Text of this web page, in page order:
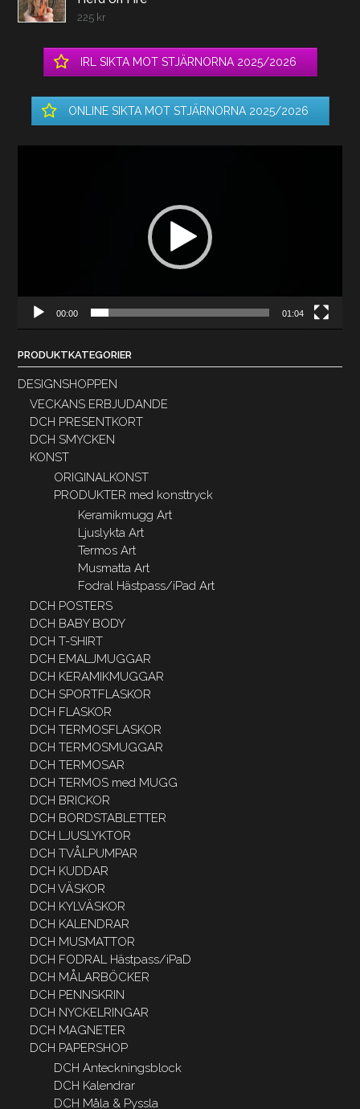
225 kr
IRL SIKTA MOT STJÄRNORNA 2025/2026
ONLINE SIKTA MOT STJÄRNORNA 2025/2026
00:00 01:04
PRODUKTKATEGORIER
DESIGNSHOPPEN
VECKANS ERBJUDANDE
DCH PRESENTKORT
DCH SMYCKEN
KONST
ORIGINALKONST
PRODUKTER med konsttryck
Keramikmugg Art
Ljuslykta Art
Termos Art
Musmatta Art
Fodral Hästpass/iPad Art
DCH POSTERS
DCH BABY BODY
DCH T-SHIRT
DCH EMALJMUGGAR
DCH KERAMIKMUGGAR
DCH SPORTFLASKOR
DCH FLASKOR
DCH TERMOSFLASKOR
DCH TERMOSMUGGAR
DCH TERMOSAR
DCH TERMOS med MUGG
DCH BRICKOR
DCH BORDSTABLETTER
DCH LJUSLYKTOR
DCH TVÅLPUMPAR
DCH KUDDAR
DCH VÄSKOR
DCH KYLVÄSKOR
DCH KALENDRAR
DCH MUSMATTOR
DCH FODRAL Hästpass/iPaD
DCH MÅLARBÖCKER
DCH PENNSKRIN
DCH NYCKELRINGAR
DCH MAGNETER
DCH PAPERSHOP
DCH Anteckningsblock
DCH Kalendrar
DCH Måla & Pyssla